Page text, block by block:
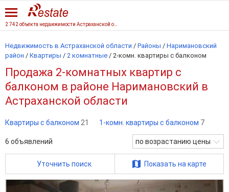
Недвижимость в Астраханской области / Районы / Наримановский
район / Квартиры / 2 комнатные / 2-комн. квартиры с балконом
Продажа 2-комнатных квартир с
балконом в районе Наримановский в
Астраханской области
Квартиры с балконом 21 1-комн. квартиры с балконом 7
6 объявлений по возрастанию цены
Уточнить поиск Показать на карте